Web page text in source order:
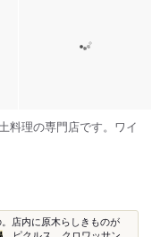
料理の専門店です。ワイ
店内に原木らしきものが